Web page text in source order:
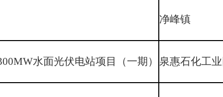
净峰镇
水面光伏电站项目（一期） 泉惠石化工